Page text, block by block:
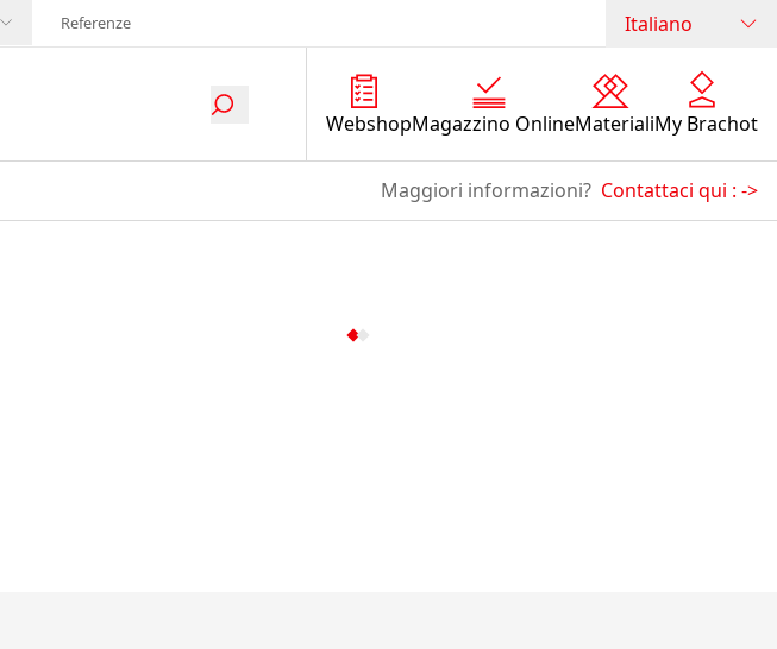
Referenze Italiano
WebshopMagazzino OnlineMaterialiMy Brachot
Maggiori informazioni? Contattaci qui : ->